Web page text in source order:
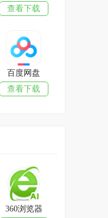
查看下载
百度网盘
查看下载
360浏览器